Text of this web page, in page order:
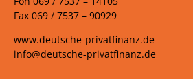
Fax 069 / 7537 – 90929
www.deutsche-privatfinanz.de
info@deutsche-privatfinanz.de